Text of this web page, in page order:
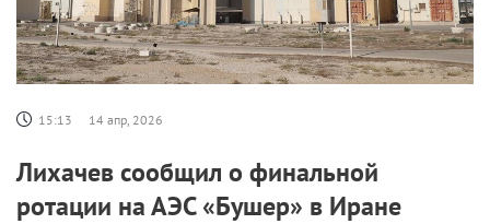
15:13 14 апр, 2026
Лихачев сообщил о финальной
ротации на АЭС «Бушер» в Иране